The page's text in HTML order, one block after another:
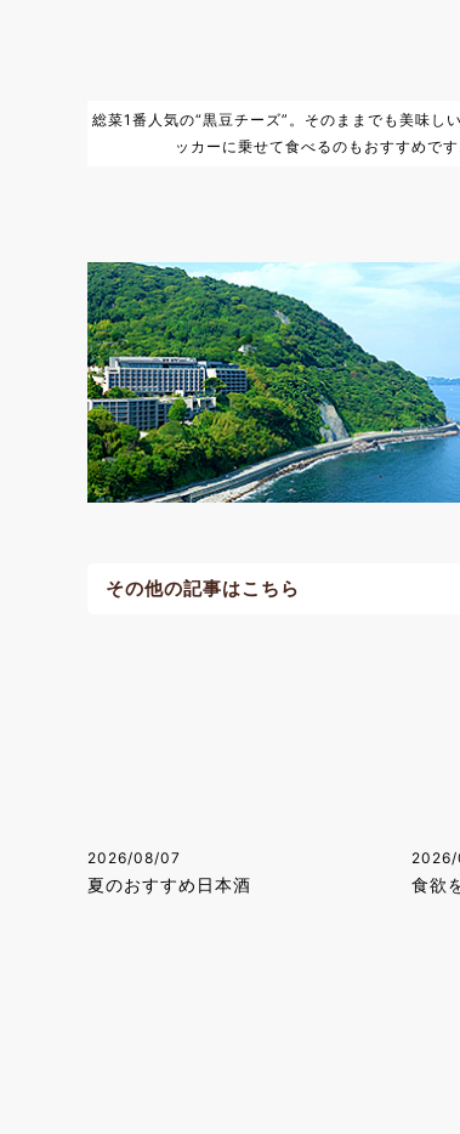
総菜1番人気の“黒豆チーズ”。そのままでも美味し
ッカーに乗せて食べるのもおすすめです
その他の記事はこちら
2026/08/07
夏のおすすめ日本酒 食欲